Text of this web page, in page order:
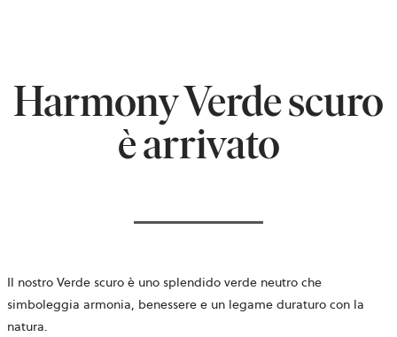
Harmony Verde scuro
è arrivato
Il nostro Verde scuro è uno splendido verde neutro che
simboleggia armonia, benessere e un legame duraturo con la
natura.